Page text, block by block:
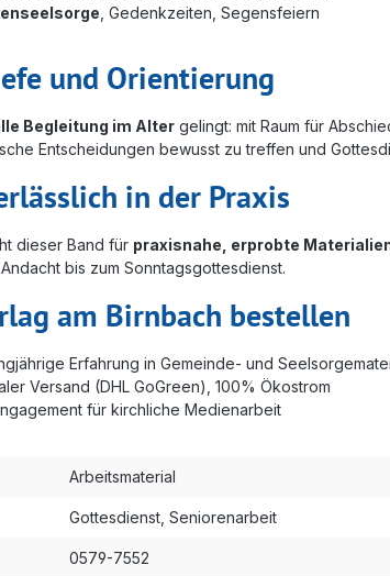
, Gedenkzeiten, Segensfeiern
und Orientierung
Begleitung im Alter gelingt: mit Raum für
Entscheidungen bewusst zu treffen und
in der Praxis
dieser Band für praxisnahe, erprobte
bis zum Sonntagsgottesdienst.
am Birnbach bestellen
Erfahrung in Gemeinde- und
Versand (DHL GoGreen), 100% Ökostrom
für kirchliche Medienarbeit
Arbeitsmaterial
Gottesdienst , Seniorenarbeit
0579-7552